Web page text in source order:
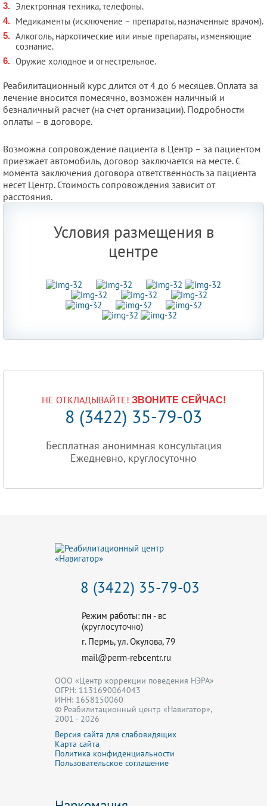
Электронная техника, телефоны.
Медикаменты (исключение – препараты, назначенные врачом).
Алкоголь, наркотические или иные препараты, изменяющие
сознание.
Оружие холодное и огнестрельное.
Реабилитационный курс длится от 4 до 6 месяцев. Оплата за
лечение вносится помесячно, возможен наличный и
безналичный расчет (на счет организации). Подробности
оплаты – в договоре.
Возможна сопровождение пациента в Центр – за пациентом
приезжает автомобиль, договор заключается на месте. С
момента заключения договора ответственность за пациента
несет Центр. Стоимость сопровождения зависит от
расстояния.
Условия размещения в
центре
НЕ ОТКЛАДЫВАЙТЕ! ЗВОНИТЕ СЕЙЧАС!
8 (3422) 35-79-03
Бесплатная анонимная консультация
Ежедневно, круглосуточно
8 (3422) 35-79-03
Режим работы: пн - вс
(круглосуточно)
г. Пермь, ул. Окулова, 79
mail@perm-rebcentr.ru
ООО «Центр коррекции поведения НЭРА»
ОГРН: 1131690064043
ИНН: 1658150060
© Реабилитационный центр «Навигатор»,
2001 - 2026
Версия сайта для слабовидящих
Карта сайта
Политика конфиденциальности
Пользовательское соглашение